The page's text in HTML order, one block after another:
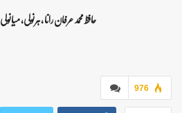
حافظ محمد عرفان رانا ,ہرنولی، میانولی
976